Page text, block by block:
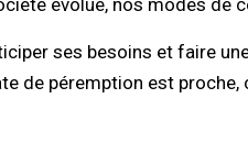
ses besoins et faire
de péremption est